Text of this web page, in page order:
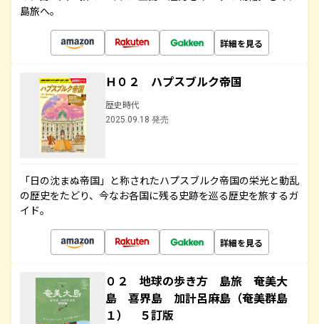
島旅へ。
詳細を見る
Ｈ０２ ハプスブルク帝国
歴史時代
2025.09.18 発売
「日の沈まぬ帝国」と称されたハプスブルク帝国の栄光と動乱
の歴史をたどり、今なお各国に残る史跡を巡る歴史を旅するガ
イド。
詳細を見る
０２ 地球の歩き方 島旅 奄美大
島 喜界島 加計呂麻島（奄美群島
１） ５訂版